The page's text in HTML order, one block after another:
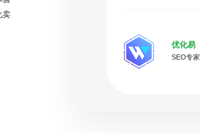
卖
优化易
SEO专家